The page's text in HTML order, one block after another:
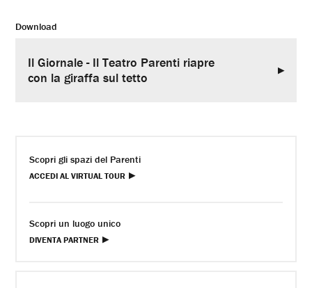
Download
Il Giornale - Il Teatro Parenti riapre
con la giraffa sul tetto
Scopri gli spazi del Parenti
ACCEDI AL VIRTUAL TOUR
Scopri un luogo unico
DIVENTA PARTNER